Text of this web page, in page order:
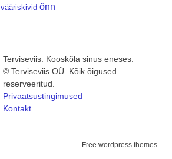
vääriskivid õnn
Terviseviis. Kooskõla sinus eneses.
© Terviseviis OÜ. Kõik õigused
reserveeritud.
Privaatsustingimused
Kontakt
Free wordpress themes